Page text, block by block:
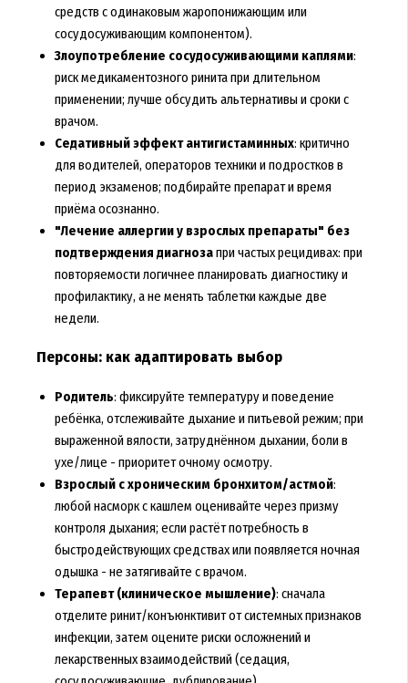
средств с одинаковым жаропонижающим или
сосудосуживающим компонентом).
Злоупотребление сосудосуживающими каплями:
риск медикаментозного ринита при длительном
применении; лучше обсудить альтернативы и сроки с
врачом.
Седативный эффект антигистаминных: критично
для водителей, операторов техники и подростков в
период экзаменов; подбирайте препарат и время
приёма осознанно.
"Лечение аллергии у взрослых препараты" без
подтверждения диагнозапри частых рецидивах: при
повторяемости логичнее планировать диагностику и
профилактику, а не менять таблетки каждые две
недели.
Персоны: как адаптировать выбор
Родитель: фиксируйте температуру и поведение
ребёнка, отслеживайте дыхание и питьевой режим; при
выраженной вялости, затруднённом дыхании, боли в
ухе/лице - приоритет очному осмотру.
Взрослый с хроническим бронхитом/астмой:
любой насморк с кашлем оценивайте через призму
контроля дыхания; если растёт потребность в
быстродействующих средствах или появляется ночная
одышка - не затягивайте с врачом.
Терапевт (клиническое мышление): сначала
отделите ринит/конъюнктивит от системных признаков
инфекции, затем оцените риски осложнений и
лекарственных взаимодействий (седация,